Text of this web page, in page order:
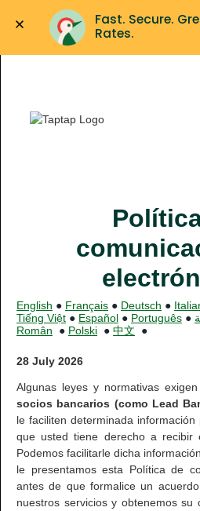
Fast. Secure.
Rates.
English ● Français ● Deutsch ●
Tiếng Việt ● Español ● Português ●
Român ● Polski ● 中文 ●
28 July 2026
Algunas leyes y normativas
socios bancarios (como Lead
le faciliten determinada
que usted tiene derecho a recibir
Podemos facilitarle dicha
le presentamos esta Política de
antes de que formalice un
nuestros servicios y obtenemos su